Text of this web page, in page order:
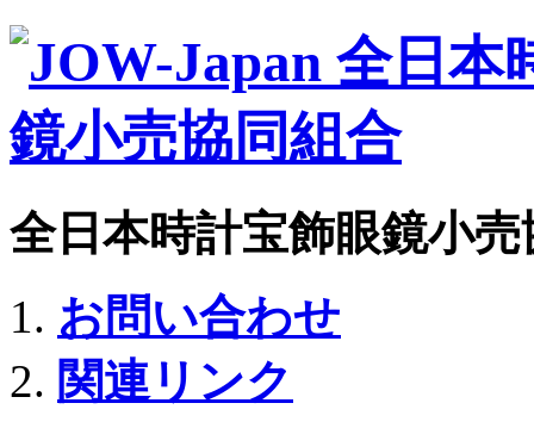
全日本時計宝飾眼鏡小
お問い合わせ
関連リンク